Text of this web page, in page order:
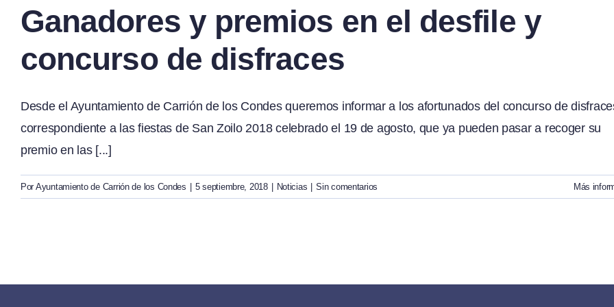
Ganadores y premios en el desfile y
concurso de disfraces
Desde el Ayuntamiento de Carrión de los Condes queremos informar a los afortunados del concurso de
correspondiente a las fiestas de San Zoilo 2018 celebrado el 19 de agosto, que ya pueden pasar a recoger su
premio en las [...]
Por Ayuntamiento de Carrión de los Condes 5 septiembre, 2018 Noticias Sin comentarios Más